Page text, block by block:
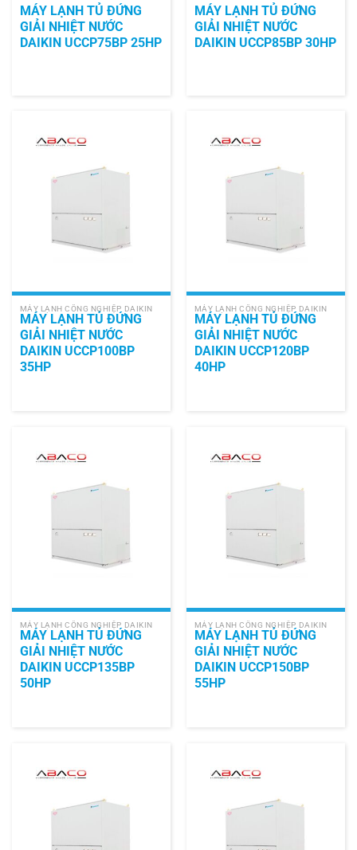
MÁY LẠNH TỦ ĐỨNG
GIẢI NHIỆT NƯỚC
DAIKIN UCCP75BP 25HP
MÁY LẠNH TỦ ĐỨNG
GIẢI NHIỆT NƯỚC
DAIKIN UCCP85BP 30HP
MÁY LẠNH CÔNG NGHIỆP DAIKIN
MÁY LẠNH TỦ ĐỨNG
GIẢI NHIỆT NƯỚC
DAIKIN UCCP100BP
35HP
MÁY LẠNH CÔNG NGHIỆP DAIKIN
MÁY LẠNH TỦ ĐỨNG
GIẢI NHIỆT NƯỚC
DAIKIN UCCP120BP
40HP
MÁY LẠNH CÔNG NGHIỆP DAIKIN
MÁY LẠNH TỦ ĐỨNG
GIẢI NHIỆT NƯỚC
DAIKIN UCCP135BP
50HP
MÁY LẠNH CÔNG NGHIỆP DAIKIN
MÁY LẠNH TỦ ĐỨNG
GIẢI NHIỆT NƯỚC
DAIKIN UCCP150BP
55HP